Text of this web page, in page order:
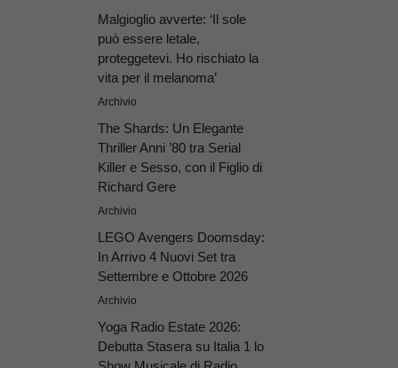
Malgioglio avverte: ‘Il sole
può essere letale,
proteggetevi. Ho rischiato la
vita per il melanoma’
Archivio
The Shards: Un Elegante
Thriller Anni ’80 tra Serial
Killer e Sesso, con il Figlio di
Richard Gere
Archivio
LEGO Avengers Doomsday:
In Arrivo 4 Nuovi Set tra
Settembre e Ottobre 2026
Archivio
Yoga Radio Estate 2026:
Debutta Stasera su Italia 1 lo